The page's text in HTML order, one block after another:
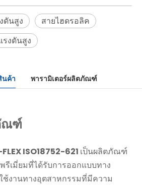
ดันสูง
สายไฮดรอลิค
รงดันสูง
นค้า พารามิเตอร์ผลิตภัณฑ์
ณฑ์
ISO18752-621 เป็นผลิตภัณฑ์
รีเมี่ยมที่ได้รับการออกแบบทาง
ช้งานทางอุตสาหกรรมที่มีความ